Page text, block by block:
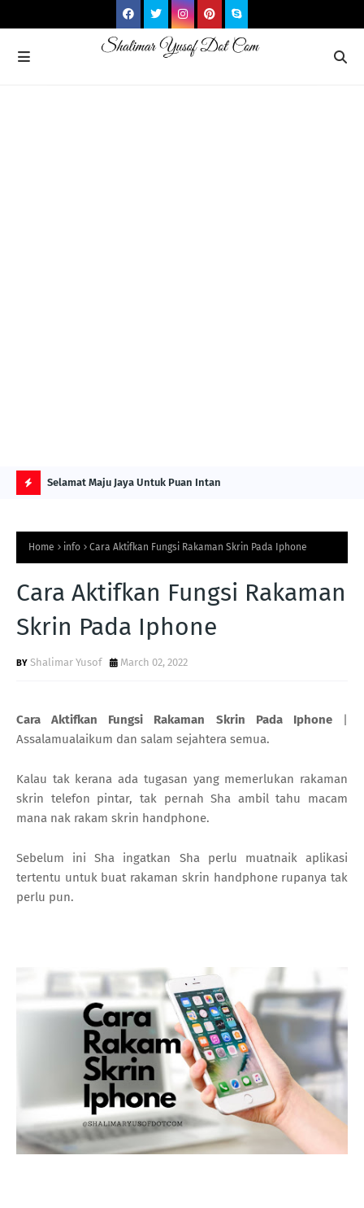
O
S
ITS Selamat Maju Jaya Untuk Puan Intan
Home info Cara Aktifkan Fungsi Rakaman Skrin Pada Iphone
Cara Aktifkan Fungsi Rakaman
Skrin Pada Iphone
Shalimar Yusof March 02, 2022
Cara Aktifkan Fungsi Rakaman Skrin Pada Iphone|
Assalamualaikum dan salam sejahtera semua.
Kalau tak kerana ada tugasan yang memerlukan rakaman
skrin telefon pintar, tak pernah Sha ambil tahu macam
mana nak rakam skrin handphone.
Sebelum ini Sha ingatkan Sha perlu muatnaik aplikasi
tertentu untuk buat rakaman skrin handphone rupanya tak
perlu pun.